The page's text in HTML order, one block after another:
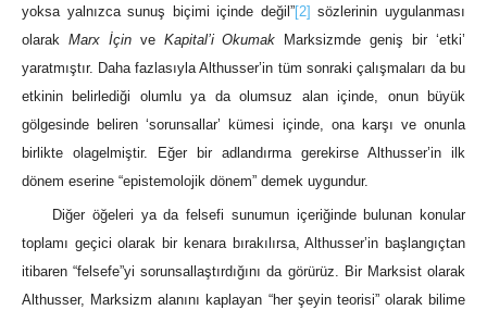
yoksa yalnızca sunuş biçimi içinde değil”[2] sözlerinin uygulanması
olarak Marx İçinve Kapital’i Okumak Marksizmde geniş bir ‘etki’
yaratmıştır. Daha fazlasıyla Althusser’in tüm sonraki çalışmaları da bu
etkinin belirlediği olumlu ya da olumsuz alan içinde, onun büyük
gölgesinde beliren ‘sorunsallar’ kümesi içinde, ona karşı ve onunla
birlikte olagelmiştir. Eğer bir adlandırma gerekirse Althusser’in ilk
dönem eserine “epistemolojik dönem” demek uygundur.
Diğer öğeleri ya da felsefi sunumun içeriğinde bulunan konular
toplamı geçici olarak bir kenara bırakılırsa, Althusser’in başlangıçtan
itibaren “felsefe”yi sorunsallaştırdığını da görürüz. Bir Marksist olarak
Althusser, Marksizm alanını kaplayan “her şeyin teorisi” olarak bilime